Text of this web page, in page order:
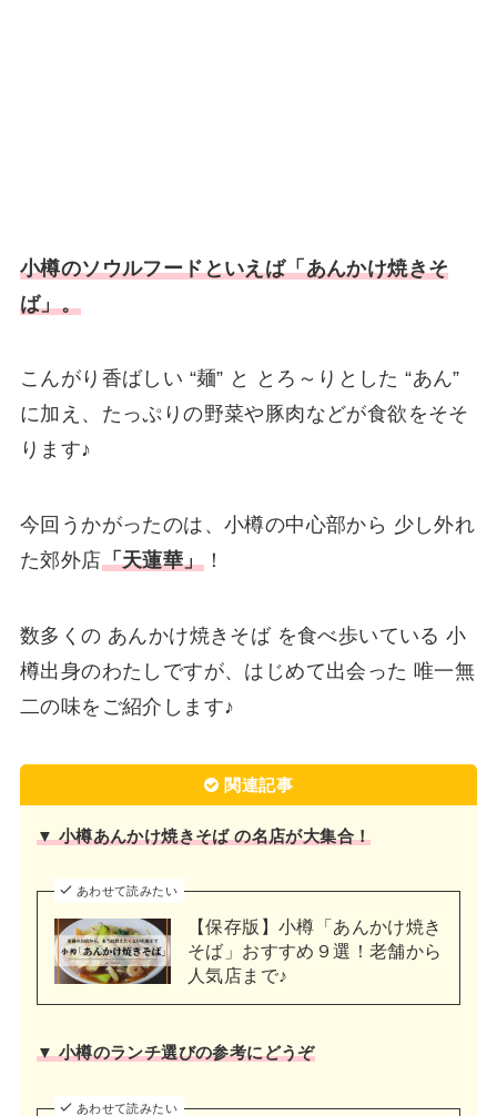
小樽のソウルフードといえば「あんかけ焼きそ
ば」。
こんがり香ばしい “麺” と とろ～りとした “あん”
に加え、たっぷりの野菜や豚肉などが食欲をそそ
ります♪
今回うかがったのは、小樽の中心部から 少し外れ
た郊外店「天蓮華」！
数多くの あんかけ焼きそば を食べ歩いている 小
樽出身のわたしですが、はじめて出会った 唯一無
二の味をご紹介します♪
関連記事
▼ 小樽あんかけ焼きそば の名店が大集合！
あわせて読みたい
【保存版】小樽「あんかけ焼き
そば」おすすめ９選！老舗から
人気店まで♪
▼ 小樽のランチ選びの参考にどうぞ
あわせて読みたい